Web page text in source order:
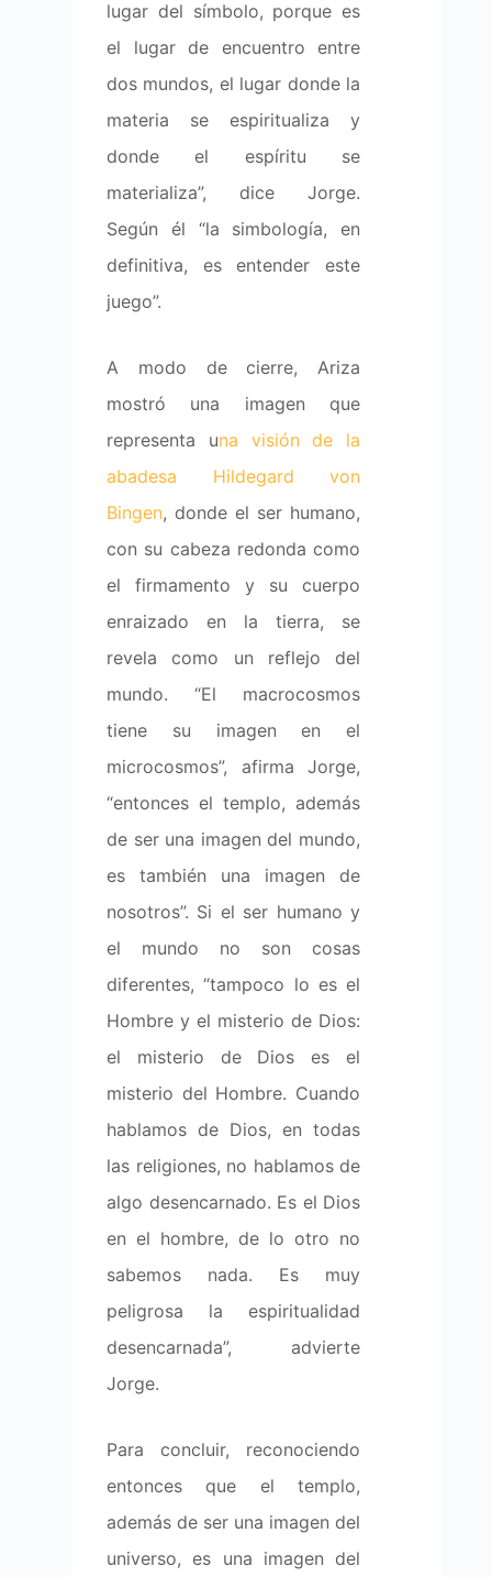
lugar del símbolo, porque es
el lugar de encuentro entre
dos mundos, el lugar donde la
materia se espiritualiza y
donde el espíritu se
materializa”, dice Jorge.
Según él “la simbología, en
definitiva, es entender este
juego”.
A modo de cierre, Ariza
mostró una imagen que
representa una visión de la
abadesa Hildegard von
Bingen, donde el ser humano,
con su cabeza redonda como
el firmamento y su cuerpo
enraizado en la tierra, se
revela como un reflejo del
mundo. “El macrocosmos
tiene su imagen en el
microcosmos”, afirma Jorge,
“entonces el templo, además
de ser una imagen del mundo,
es también una imagen de
nosotros”. Si el ser humano y
el mundo no son cosas
diferentes, “tampoco lo es el
Hombre y el misterio de Dios:
el misterio de Dios es el
misterio del Hombre. Cuando
hablamos de Dios, en todas
las religiones, no hablamos de
algo desencarnado. Es el Dios
en el hombre, de lo otro no
sabemos nada. Es muy
peligrosa la espiritualidad
desencarnada”, advierte
Jorge.
Para concluir, reconociendo
entonces que el templo,
además de ser una imagen del
universo, es una imagen del